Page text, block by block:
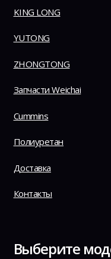
KING LONG
YUTONG
ZHONGTONG
Запчасти Weichai
Cummins
Полиуретан
Доставка
Контакты
Выберите